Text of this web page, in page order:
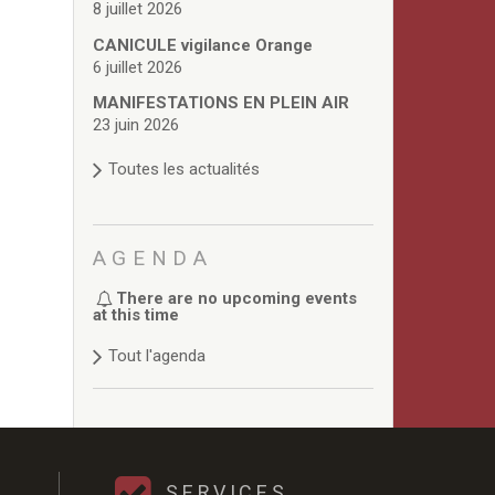
8 juillet 2026
CANICULE vigilance Orange
6 juillet 2026
MANIFESTATIONS EN PLEIN AIR
23 juin 2026
Toutes les actualités
AGENDA
There are no upcoming events
at this time
Tout l'agenda